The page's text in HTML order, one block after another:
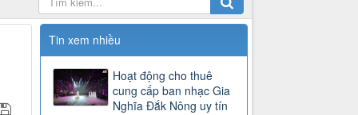
Tin xem nhiều
Hoạt động cho thuê
cung cấp ban nhạc Gia
Nghĩa Đắk Nông uy tín